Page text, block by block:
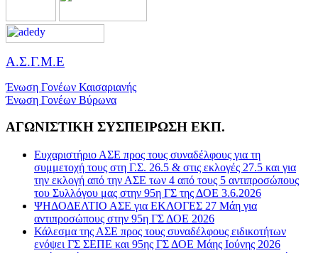
Α.Σ.Γ.Μ.Ε
Ένωση Γονέων Καισαριανής
Ένωση Γονέων Βύρωνα
ΑΓΩΝΙΣΤΙΚΗ ΣΥΣΠΕΙΡΩΣΗ ΕΚΠ.
Ευχαριστήριο ΑΣΕ προς τους συναδέλφους για τη
συμμετοχή τους στη Γ.Σ. 26.5 & στις εκλογές 27.5 και για
την εκλογή από την ΑΣΕ των 4 από τους 5 αντιπροσώπους
του Συλλόγου μας στην 95η ΓΣ της ΔΟΕ 3.6.2026
ΨΗΔΟΔΕΛΤΙΟ ΑΣΕ για ΕΚΛΟΓΕΣ 27 Μάη για
αντιπροσώπους στην 95η ΓΣ ΔΟΕ 2026
Κάλεσμα της ΑΣΕ προς τους συναδέλφους ειδικοτήτων
ενόψει ΓΣ ΣΕΠΕ και 95ης ΓΣ ΔΟΕ Μάης Ιούνης 2026